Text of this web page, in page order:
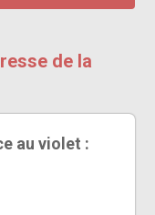
de la
au violet :